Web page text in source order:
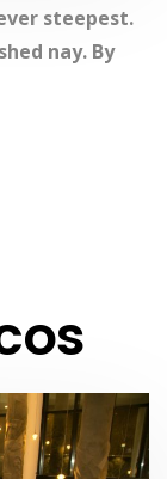
steepest.
nay. By